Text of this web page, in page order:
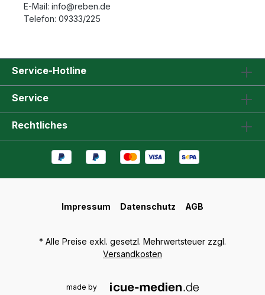
E-Mail: info@reben.de
Telefon: 09333/225
Service-Hotline
Service
Rechtliches
Impressum Datenschutz AGB
* Alle Preise exkl. gesetzl. Mehrwertsteuer zzgl.
Versandkosten
made by